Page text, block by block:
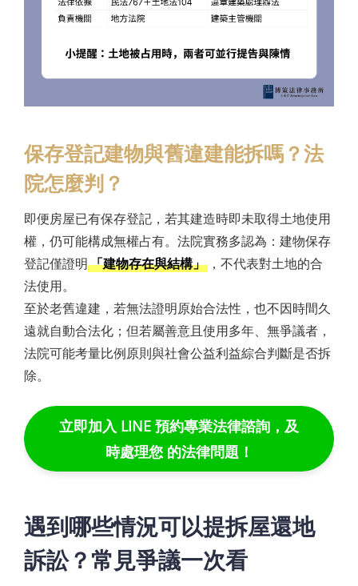
保存登記建物與舊違建能拆嗎？法
院怎麼判？
即便房屋已有保存登記，若其建造時即未取得土地使用
權，仍可能構成無權占有。法院實務多認為：建物保存
登記僅證明「建物存在與結構」 ，不代表對土地的合
法使用。
至於老舊違建，若無法證明原始合法性，也不因時間久
遠就自動合法化；但若屬善意且使用多年、無爭議者，
法院可能考量比例原則與社會公益利益綜合判斷是否拆
除。
立即加入 LINE 預約專業法律諮詢，及
時處理您 的法律問題！
遇到哪些情況可以提拆屋還地
訴訟？常見爭議一次看